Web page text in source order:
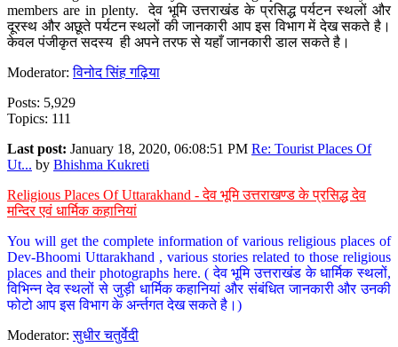
members are in plenty. देव भूमि उत्तराखंड के प्रसिद्ध पर्यटन स्थलों और
दूरस्थ और अछूते पर्यटन स्थलों की जानकारी आप इस विभाग में देख सकते है।
केवल पंजीकृत सदस्य ही अपने तरफ से यहाँ जानकारी डाल सकते है।
Moderator:विनोद सिंह गढ़िया
Posts: 5,929
Topics: 111
Last post: January 18, 2020, 06:08:51 PM Re: Tourist Places Of
Ut... by Bhishma Kukreti
Religious Places Of Uttarakhand - देव भूमि उत्तराखण्ड के प्रसिद्ध देव
मन्दिर एवं धार्मिक कहानियां
You will get the complete information of various religious places of
Dev-Bhoomi Uttarakhand , various stories related to those religious
places and their photographs here. ( देव भूमि उत्तराखंड के धार्मिक स्थलों,
विभिन्न देव स्थलों से जुड़ी धार्मिक कहानियां और संबंधित जानकारी और उनकी
फोटो आप इस विभाग के अर्न्तगत देख सकते है।)
Moderator:सुधीर चतुर्वेदी